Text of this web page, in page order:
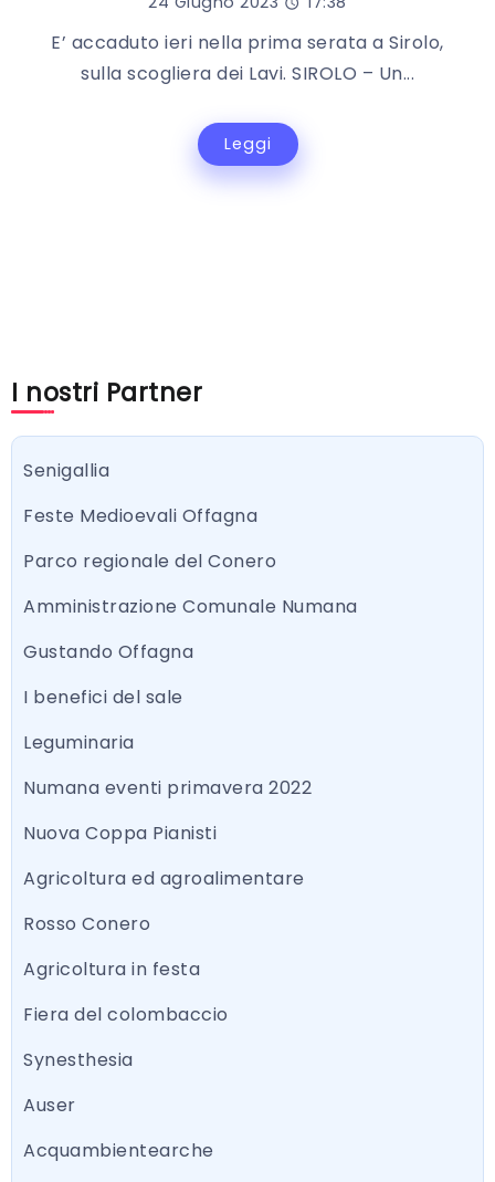
E’ accaduto ieri nella prima serata a Sirolo,
sulla scogliera dei Lavi. SIROLO – Un...
Leggi
I nostri Partner
Senigallia
Feste Medioevali Offagna
Parco regionale del Conero
Amministrazione Comunale Numana
Gustando Offagna
I benefici del sale
Leguminaria
Numana eventi primavera 2022
Nuova Coppa Pianisti
Agricoltura ed agroalimentare
Rosso Conero
Agricoltura in festa
Fiera del colombaccio
Synesthesia
Auser
Acquambientearche